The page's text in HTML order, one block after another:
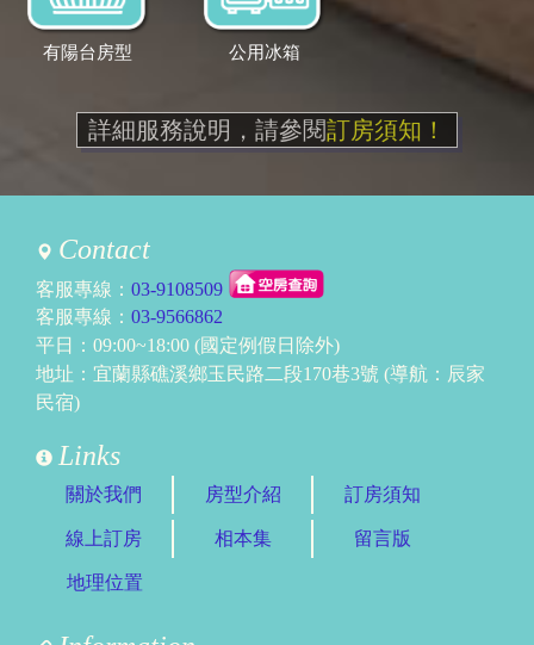
有陽台房型 公用冰箱
詳細服務說明，請參閱訂房須知！
Contact
客服專線： 03-9108509
客服專線： 03-9566862
平日：09:00~18:00 (國定例假日除外)
地址：宜蘭縣礁溪鄉玉民路二段170巷3號 (導航：辰家
民宿)
Links
關於我們 房型介紹 訂房須知
線上訂房 相本集 留言版
地理位置